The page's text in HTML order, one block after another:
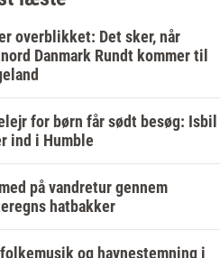
overblikket: Det sker, når
Danmark Rundt kommer til
for børn får sødt besøg: Isbil
ind i Humble
på vandretur gennem
hatbakker
og havnestemning i